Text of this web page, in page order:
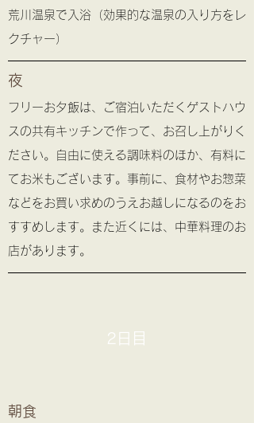
荒川温泉で入浴（効果的な温泉の入り方をレ
クチャー）
夜
フリーお夕飯は、ご宿泊いただくゲストハウ
スの共有キッチンで作って、お召し上がりく
ださい。自由に使える調味料のほか、有料に
てお米もございます。事前に、食材やお惣菜
などをお買い求めのうえお越しになるのをお
すすめします。また近くには、中華料理のお
店があります。
2日目
朝食